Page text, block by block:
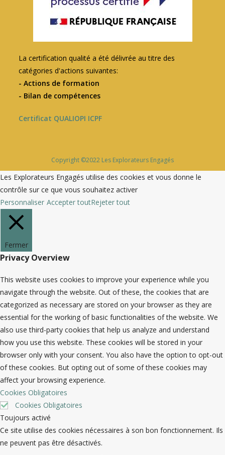
La certification qualité a été délivrée au titre des
catégories d'actions suivantes:
- Actions de formation
- Bilan de compétences
Certificat QUALIOPI ICPF
Copyright ©2022 Les Explorateurs Engagés
Les Explorateurs Engagés utilise des cookies et vous donne le
contrôle sur ce que vous souhaitez activer
Personnaliser Accepter toutRejeter tout
Fermer
Privacy Overview
This website uses cookies to improve your experience while you
navigate through the website. Out of these, the cookies that are
categorized as necessary are stored on your browser as they are
essential for the working of basic functionalities of the website. We
also use third-party cookies that help us analyze and understand
how you use this website. These cookies will be stored in your
browser only with your consent. You also have the option to opt-out
of these cookies. But opting out of some of these cookies may
affect your browsing experience.
Cookies Obligatoires
Cookies Obligatoires
Toujours activé
Ce site utilise des cookies nécessaires à son bon fonctionnement. Ils
ne peuvent pas être désactivés.